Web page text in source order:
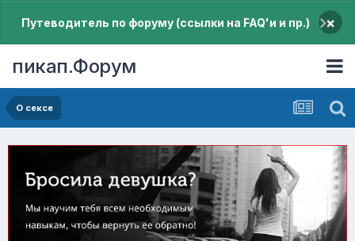
Путеводитель по форуму (ссылки на FAQ'и и пр.) ×
пикап.Форум
О сексе